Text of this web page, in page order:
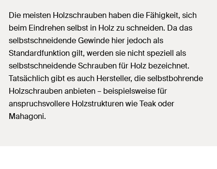
Die meisten Holzschrauben haben die Fähigkeit, sich
beim Eindrehen selbst in Holz zu schneiden. Da das
selbstschneidende Gewinde hier jedoch als
Standardfunktion gilt, werden sie nicht speziell als
selbstschneidende Schrauben für Holz bezeichnet.
Tatsächlich gibt es auch Hersteller, die selbstbohrende
Holzschrauben anbieten – beispielsweise für
anspruchsvollere Holzstrukturen wie Teak oder
Mahagoni.